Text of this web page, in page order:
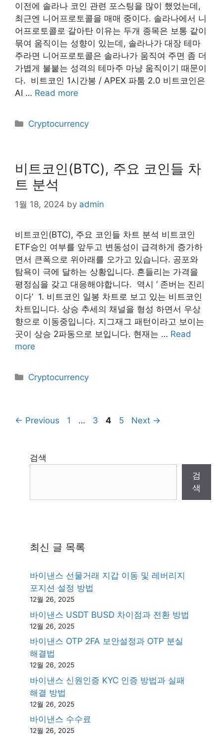
이전에 솔라나 코인 관련 포스팅을 많이 했었는데,
최근엔 니어프로토콜을 매매 중이다. 솔라나에서 니
어프로토콜로 갈아탄 이유는 두개 종목은 보통 같이
묶여 움직이는 성향이 있는데, 솔라나가 대장 테마
주라면 니어프로토콜은 솔라나가 움직여 주면 좀 더
가볍게 불붙는 성격의 테마주 마냥 움직이기 때문이
다. ​ 비트코인 1시간봉 / APEX 파툼 2.0 비트코인은
AI … Read more
Categories
Cryptocurrency
비트코인(BTC), 주요 코인들 차
트 분석
1월 18, 2024 by admin
비트코인(BTC), 주요 코인들 차트 분석 비트코인
ETF승인 여부를 앞두고 변동성이 급격하게 증가하
면서 큰폭으로 위아래를 오가고 있습니다. 공포와
탐욕이 극에 달하는 상황입니다. 흔들리는 가격을
평정심을 갖고 대응해야합니다. ​ 역시 ‘ 존버는 진리
이다’ ​ 1. 비트코인 일봉 차트로 보고 있는 비트코인
차트입니다. 상승 추세의 채널을 형성 하면서 우상
향으로 이동중입니다. 지그재그 패턴이라고 보이는
곳이 상승 2파동으로 보입니다. 현재는 … Read
more
Categories
Cryptocurrency
← Previous Page
1 … Page
3 Page
4 Page
5 Next →
검색
검
색
최신 글 목록
바이낸스 선물거래 지갑 이동 및 레버리지
포지션 설정 방법
12월 26, 2025
바이낸스 USDT BUSD 차이점과 전환 방법
12월 26, 2025
바이낸스 OTP 2FA 보안설정과 OTP 분실
해결법
12월 26, 2025
바이낸스 신원인증 KYC 인증 방법과 실패
해결 방법
12월 26, 2025
바이낸스 수수료
12월 26, 2025